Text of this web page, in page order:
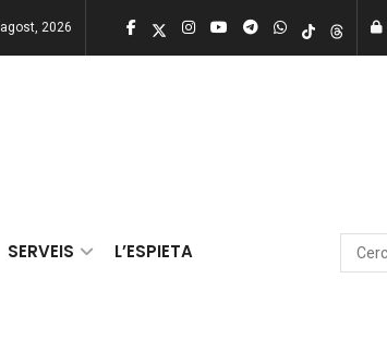
2026
SERVEIS L’ESPIETA